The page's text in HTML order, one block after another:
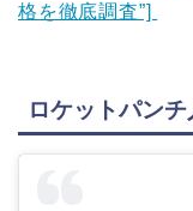
格を徹底調査”]
ロケットパン